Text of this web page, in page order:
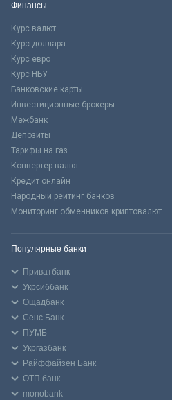
Финансы
Курс валют
Курс доллара
Курс евро
Курс НБУ
Банковские карты
Инвестиционные брокеры
Межбанк
Депозиты
Тарифы на газ
Конвертер валют
Кредит онлайн
Народный рейтинг банков
Мониторинг обменников криптовалют
Популярные банки
Приватбанк
Укрсиббанк
Ощадбанк
Сенс Банк
ПУМБ
Укргазбанк
Райффайзен Банк
ОТП банк
monobank